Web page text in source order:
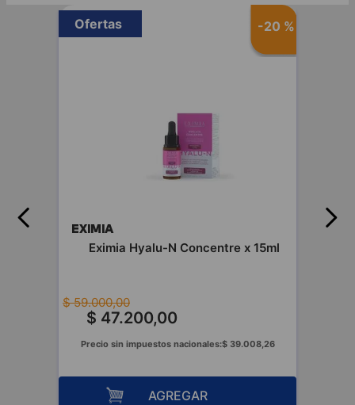
-20 %
Ofertas
EXIMIA
Eximia Hyalu-N Concentre x 15ml
$ 59.000,00
$ 47.200,00
Precio sin impuestos nacionales:$ 39.008,26
AGREGAR